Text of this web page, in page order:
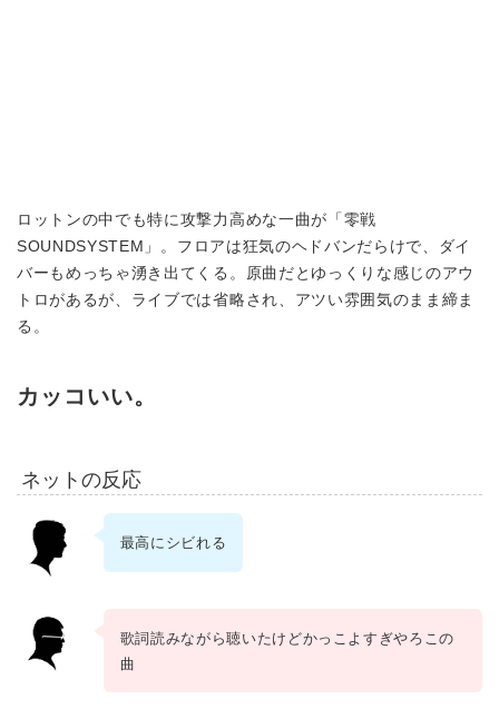
ロットンの中でも特に攻撃力高めな一曲が「零戦
SOUNDSYSTEM」。フロアは狂気のヘドバンだらけで、ダイ
バーもめっちゃ湧き出てくる。原曲だとゆっくりな感じのアウ
トロがあるが、ライブでは省略され、アツい雰囲気のまま締ま
る。
カッコいい。
ネットの反応
最高にシビれる
歌詞読みながら聴いたけどかっこよすぎやろこの
曲